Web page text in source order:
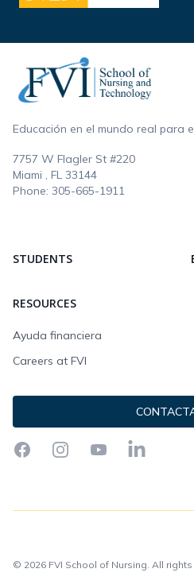
Educación en el mundo real para
7757 W Flagler St #220
Miami , FL 33144
Phone: 305-665-1911
STUDENTS
RESOURCES
Ayuda financiera
Careers at FVI
FacebookInstagramYouTubeLinkedIn
© 2026 FVI School of Nursing. All rights